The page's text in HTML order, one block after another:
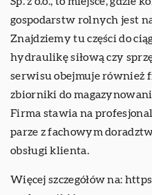
gospodarstw rolnych jest
Znajdziemy tu części do
hydraulikę siłową czy
serwisu obejmuje również
zbiorniki do
Firma stawia na
parze z fachowym
obsługi klienta.
Więcej szczegółów na: